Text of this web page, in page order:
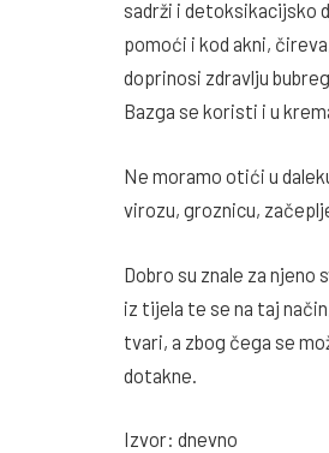
sadrži i detoksikacijsko
pomoći i kod akni,
doprinosi zdravlju
Bazga se koristi i u
Ne moramo otići u
virozu, groznicu,
Dobro su znale za
iz tijela te se na taj
tvari, a zbog čega se
dotakne.
Izvor: dnevno